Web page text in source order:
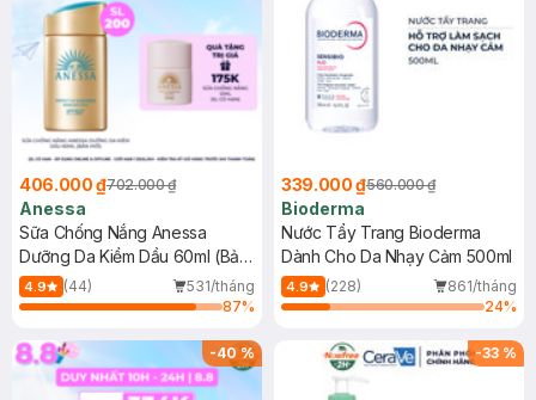
406.000 ₫702.000 ₫
Anessa
Sữa Chống Nắng Anessa
Dưỡng Da Kiềm Dầu 60ml (Bản
Mới)
4.9 (44)
531/tháng
87%
339.000 ₫560.000 ₫
Bioderma
Nước Tẩy Trang Bioderma
Dành Cho Da Nhạy Cảm 500ml
4.9 (228)
861/tháng
24%
-40% -33 %